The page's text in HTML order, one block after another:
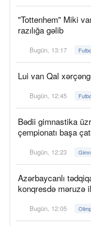
"Tottenhem" Miki
razılığa gəlib
Bugün, 13:17
Lui van Qal
Bugün, 12:45
Bədii gimnastika
çempionatı başa
Bugün, 12:23
Azərbaycanlı
konqresdə məruzə
Bugün, 12:05